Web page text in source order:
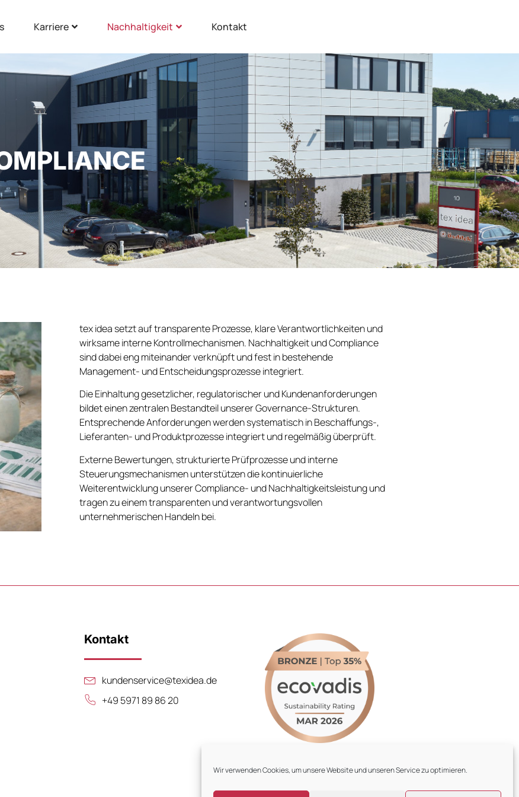
Wir verwenden Cookies, um unsere Website und unseren Service zu optimieren.
Karriere Nachhaltigkeit Kontakt
tex idea setzt auf transparente Prozesse, klare Verantwortlichkeiten und
wirksame interne Kontrollmechanismen. Nachhaltigkeit und Compliance
sind dabei eng miteinander verknüpft und fest in bestehende
Management- und Entscheidungsprozesse integriert.
Die Einhaltung gesetzlicher, regulatorischer und Kundenanforderungen
bildet einen zentralen Bestandteil unserer Governance-Strukturen.
Entsprechende Anforderungen werden systematisch in Beschaffungs-,
Lieferanten- und Produktprozesse integriert und regelmäßig überprüft.
Externe Bewertungen, strukturierte Prüfprozesse und interne
Steuerungsmechanismen unterstützen die kontinuierliche
Weiterentwicklung unserer Compliance- und Nachhaltigkeitsleistung und
tragen zu einem transparenten und verantwortungsvollen
unternehmerischen Handeln bei.
Kontakt
kundenservice@texidea.de
+49 5971 89 86 20